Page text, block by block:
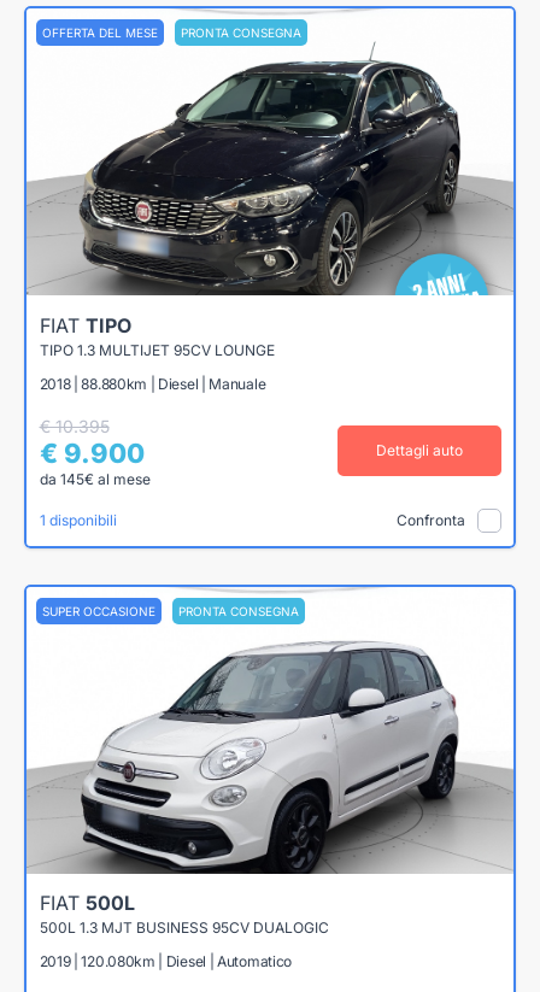
OFFERTA DEL MESE PRONTA CONSEGNA
FIAT TIPO
TIPO 1.3 MULTIJET 95CV LOUNGE
2018 | 88.880km | Diesel | Manuale
€ 10.395
€ 9.900
da 145€ al mese
Dettagli auto
1 disponibili Confronta
SUPER OCCASIONE PRONTA CONSEGNA
FIAT 500L
500L 1.3 MJT BUSINESS 95CV DUALOGIC
2019 | 120.080km | Diesel | Automatico